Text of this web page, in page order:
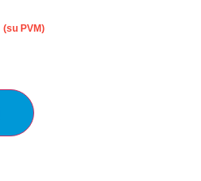
(su PVM)